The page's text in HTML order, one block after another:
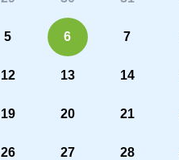
5 6 7
12 13 14
19 20 21
26 27 28